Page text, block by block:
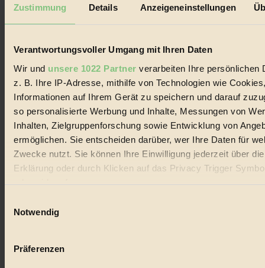
Zustimmung Details Anzeigeneinstellungen
Verantwortungsvoller Umgang mit Ihren Daten
Wir und unsere 1022 Partner verarbeiten Ihre persönlichen
z. B. Ihre IP-Adresse, mithilfe von Technologien wie
Informationen auf Ihrem Gerät zu speichern und darauf
so personalisierte Werbung und Inhalte, Messungen von
Inhalten, Zielgruppenforschung sowie Entwicklung von
ermöglichen. Sie entscheiden darüber, wer Ihre Daten für
Zwecke nutzt. Sie können Ihre Einwilligung jederzeit über
Erklärung oder durch Klicken auf das Privacy Trigger
oder widerrufen
Wenn Sie es erlauben, würden wir auch gerne:
Ihr Gerät durch aktives Scannen nach bestimmten
Notwendig
Präferenzen
Handels mit Bioprodukten, des Fair-Trade sowie der Branche
Social Media
22.601 Fans auf Facebook
3.415 Follower auf Twitter
Folge uns auf Instagram
Themen
Bio
Vegan